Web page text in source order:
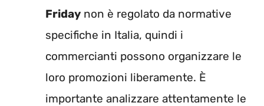
Friday non è regolato da normative
specifiche in Italia, quindi i
commercianti possono organizzare le
loro promozioni liberamente. È
importante analizzare attentamente le